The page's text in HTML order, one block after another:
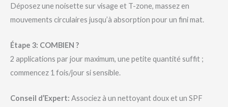
Déposez une noisette sur visage et T-zone, massez en
mouvements circulaires jusqu’à absorption pour un fini mat.
Étape 3: COMBIEN ?
2 applications par jour maximum, une petite quantité suffit ;
commencez 1 fois/jour si sensible.
Conseil d’Expert: Associez à un nettoyant doux et un SPF